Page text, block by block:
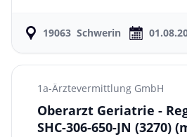
19063 Schwerin
1a-Ärztevermittlung GmbH
Oberarzt Geriatrie -
SHC-306-650-JN (3270)